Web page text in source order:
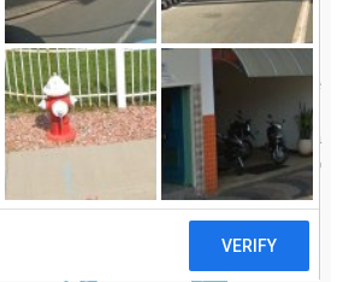
Gandarillas
del Consejo Directivo
en la implementación de
y monitoreo ambiental comunitario,
enfocados a la gestión participativa
microcuencas. Javier, es Ingeniero
Nacional del Agraria La Molina.